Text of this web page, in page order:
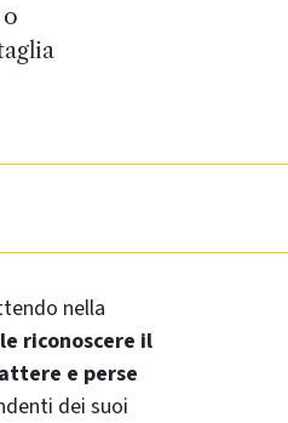
nella
riconoscere il
e perse
dei suoi